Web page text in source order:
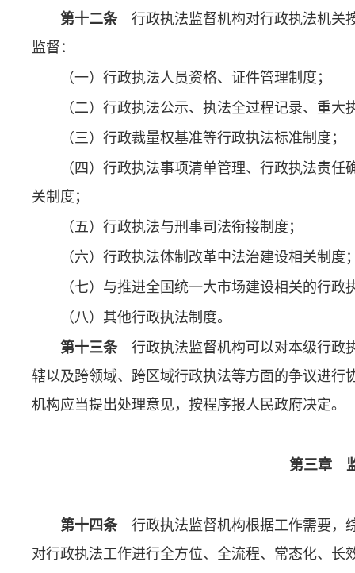
第十二条 行政执法监督机构对行政执法机关
监督：
（一）行政执法人员资格、证件管理制度；
（二）行政执法公示、执法全过程记录、重
（三）行政裁量权基准等行政执法标准制度；
（四）行政执法事项清单管理、行政执法责
关制度；
（五）行政执法与刑事司法衔接制度；
（六）行政执法体制改革中法治建设相关制度
（七）与推进全国统一大市场建设相关的行政
（八）其他行政执法制度。
第十三条 行政执法监督机构可以对本级行政
辖以及跨领域、跨区域行政执法等方面的争议进
机构应当提出处理意见，按程序报人民政府决定。
第三章
第十四条 行政执法监督机构根据工作需要，
对行政执法工作进行全方位、全流程、常态化、长